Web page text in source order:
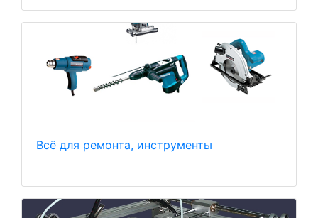
Всё для ремонта, инструменты